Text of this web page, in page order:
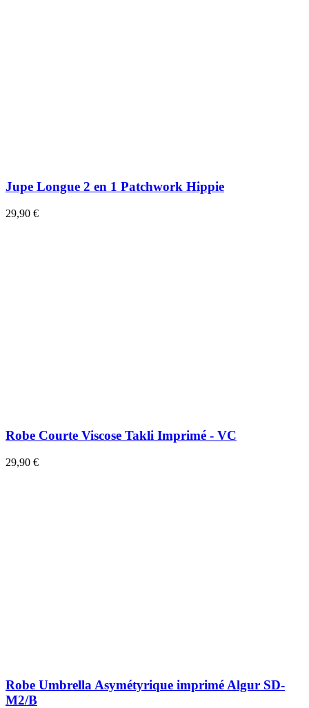
Jupe Longue 2 en 1 Patchwork Hippie
29,90 €
Robe Courte Viscose Takli Imprimé - VC
29,90 €
Robe Umbrella Asymétyrique imprimé Algur SD-
M2/B